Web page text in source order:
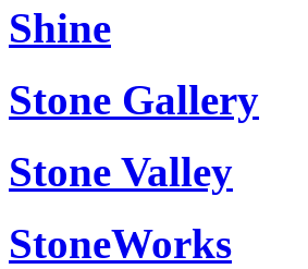
Shine
Stone Gallery
Stone Valley
StoneWorks